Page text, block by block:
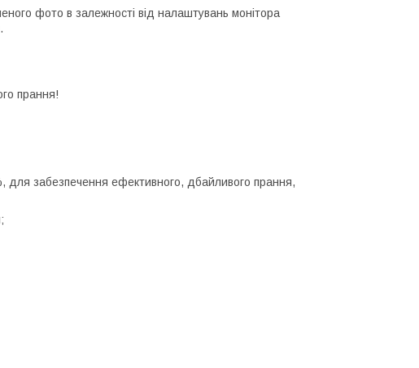
фото в залежності від налаштувань монітора
прання!
забезпечення ефективного, дбайливого прання,